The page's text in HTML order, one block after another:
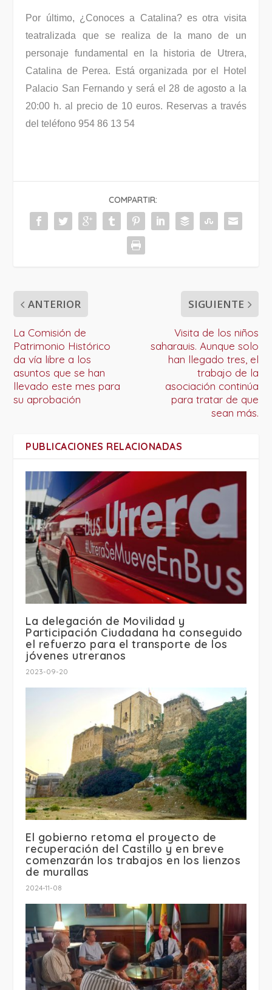
Por último, ¿Conoces a Catalina? es otra visita
teatralizada que se realiza de la mano de un
personaje fundamental en la historia de Utrera,
Catalina de Perea. Está organizada por el Hotel
Palacio San Fernando y será el 28 de agosto a la
20:00 h. al precio de 10 euros. Reservas a través
del teléfono 954 86 13 54
COMPARTIR:
ANTERIOR
La Comisión de
Patrimonio Histórico
da vía libre a los
asuntos que se han
llevado este mes para
su aprobación
SIGUIENTE
Visita de los niños
saharauis. Aunque solo
han llegado tres, el
trabajo de la
asociación continúa
para tratar de que
sean más.
PUBLICACIONES RELACIONADAS
La delegación de Movilidad y
Participación Ciudadana ha conseguido
el refuerzo para el transporte de los
jóvenes utreranos
2023-09-20
El gobierno retoma el proyecto de
recuperación del Castillo y en breve
comenzarán los trabajos en los lienzos
de murallas
2024-11-08